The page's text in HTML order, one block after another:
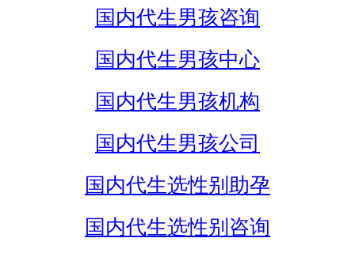
国内代生男孩咨询
国内代生男孩中心
国内代生男孩机构
国内代生男孩公司
国内代生选性别助孕
国内代生选性别咨询